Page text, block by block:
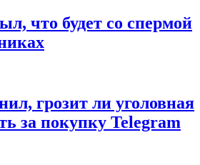
что будет со спермой
грозит ли уголовная
за покупку Telegram